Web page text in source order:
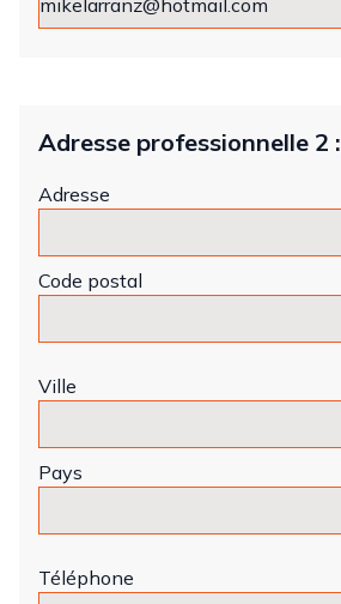
Adresse professionnelle 2 :
Adresse
Code postal
Ville
Pays
Téléphone